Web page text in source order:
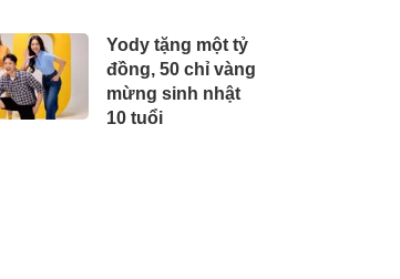
cho người dân
Việt Nam
Yody tặng một tỷ
đồng, 50 chỉ vàng
mừng sinh nhật
10 tuổi